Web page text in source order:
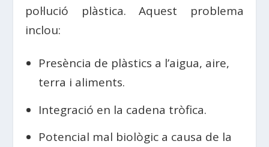
pol·lució plàstica. Aquest problema
inclou:
Presència de plàstics a l’aigua, aire,
terra i aliments.
Integració en la cadena tròfica.
Potencial mal biològic a causa de la